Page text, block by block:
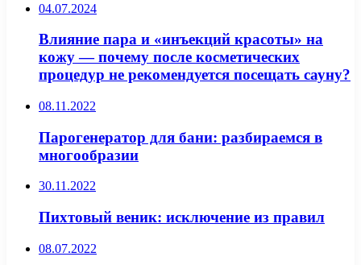
04.07.2024
Влияние пара и «инъекций красоты» на
кожу — почему после косметических
процедур не рекомендуется посещать сауну?
08.11.2022
Парогенератор для бани: разбираемся в
многообразии
30.11.2022
Пихтовый веник: исключение из правил
08.07.2022